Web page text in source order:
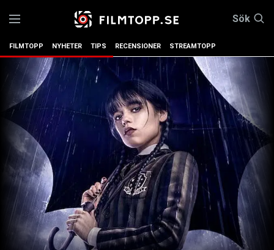
Sök
FILMTOPP NYHETER TIPS RECENSIONER STREAMTOPP